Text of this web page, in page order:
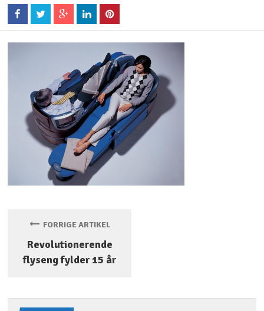
FORRIGE ARTIKEL
Revolutionerende
flyseng fylder 15 år